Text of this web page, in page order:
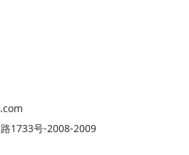
1733号-2008-2009